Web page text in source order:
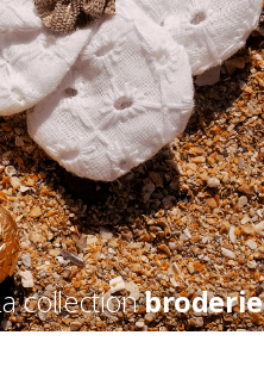
collectionbroderie